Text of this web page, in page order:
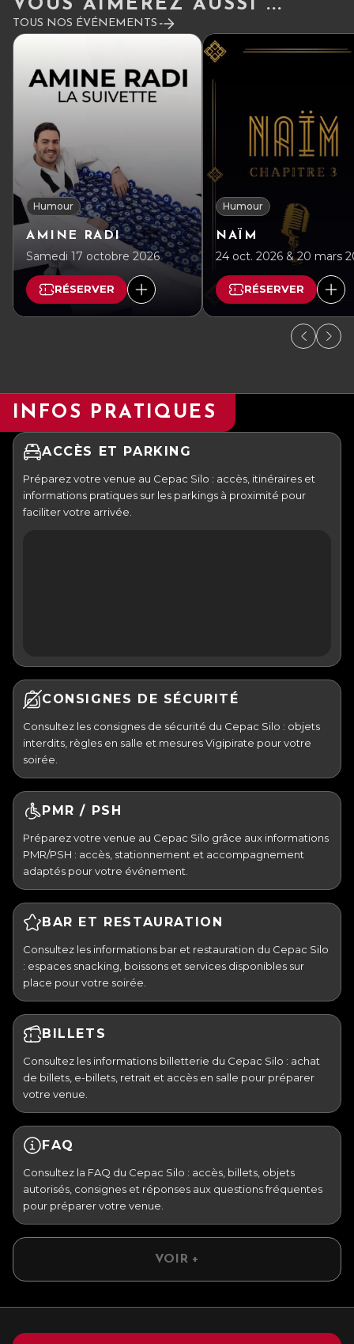
VOUS AIMEREZ AUSSI ...
TOUS NOS ÉVÉNEMENTS
Humour
AMINE RADI
Samedi 17 octobre 2026
RÉSERVER
Humour
NAÏM
24 oct. 2026 & 20 mars
RÉSERVER
INFOS PRATIQUES
ACCÈS ET PARKING
Préparez votre venue au Cepac Silo : accès, itinéraires et
informations pratiques sur les parkings à proximité pour
faciliter votre arrivée.
CONSIGNES DE SÉCURITÉ
Consultez les consignes de sécurité du Cepac Silo : objets
interdits, règles en salle et mesures Vigipirate pour votre
soirée.
PMR / PSH
Préparez votre venue au Cepac Silo grâce aux informations
PMR/PSH : accès, stationnement et accompagnement
adaptés pour votre événement.
BAR ET RESTAURATION
Consultez les informations bar et restauration du Cepac Silo
: espaces snacking, boissons et services disponibles sur
place pour votre soirée.
BILLETS
Consultez les informations billetterie du Cepac Silo : achat
de billets, e-billets, retrait et accès en salle pour préparer
votre venue.
FAQ
Consultez la FAQ du Cepac Silo : accès, billets, objets
autorisés, consignes et réponses aux questions fréquentes
pour préparer votre venue.
VOIR +